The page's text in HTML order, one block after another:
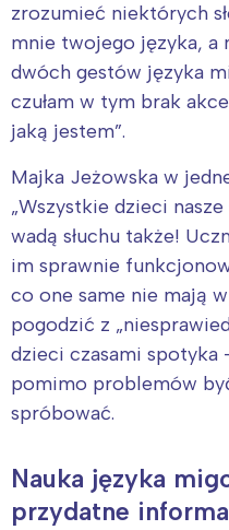
zrozumieć niektórych
mnie twojego języka, a
dwóch gestów języka
czułam w tym brak
jaką jestem”.
Majka Jeżowska w
„Wszystkie dzieci
wadą słuchu także!
im sprawnie
co one same nie mają
pogodzić z
dzieci czasami spotyka
pomimo problemów
spróbować.
Nauka języka
przydatne